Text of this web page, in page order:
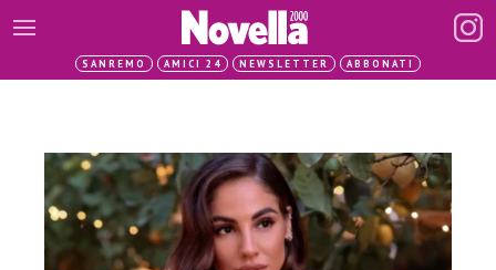
SANREMO AMICI 24 NEWSLETTER ABBONATI